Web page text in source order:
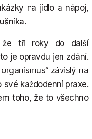
na jídlo a nápoj,
že tři roky do další
je opravdu jen zdání.
závislý na
každodenní praxe.
toho, že to všechno